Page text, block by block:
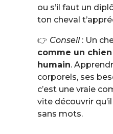
ou s’il faut un
ton cheval
👉 Conseil: Un
comme un
humain.
corporels, ses
c’est une vraie
vite découvrir
sans mots.